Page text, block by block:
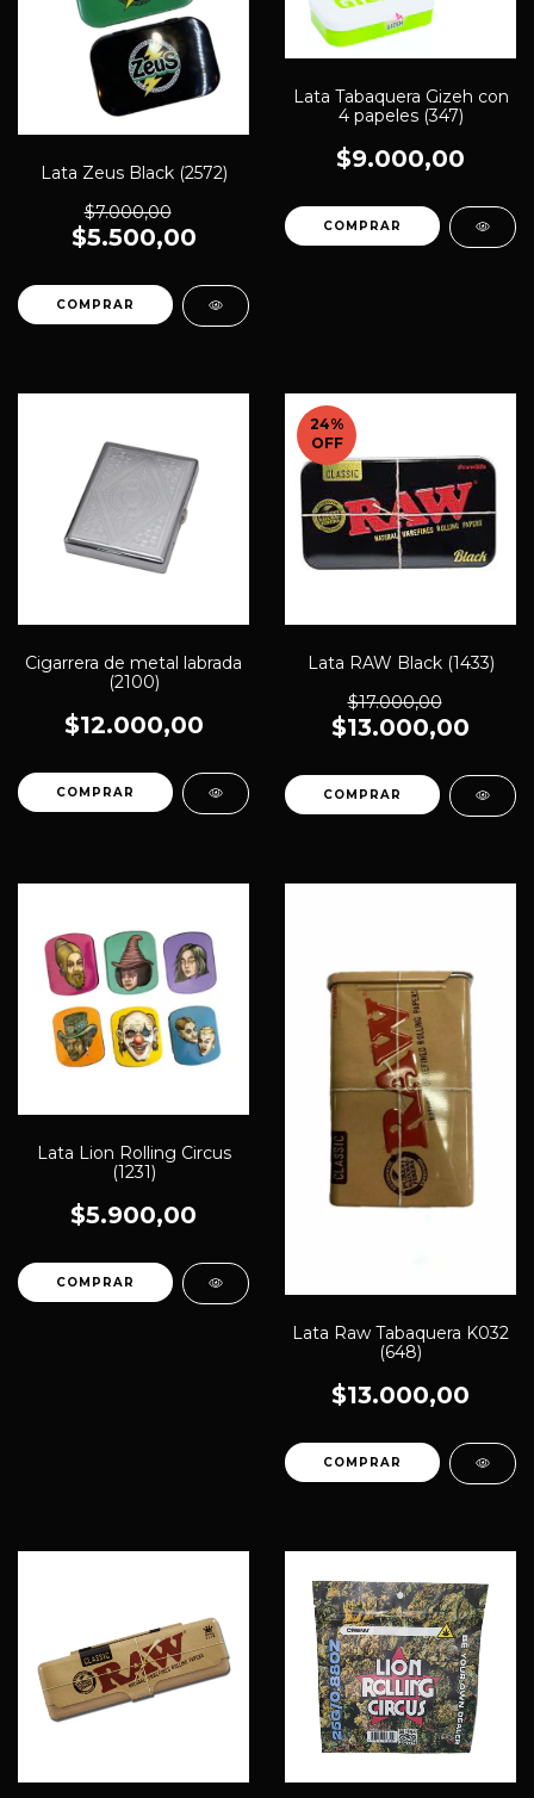
Lata Zeus Black (2572)
$7.000,00
$5.500,00
Lata Tabaquera Gizeh con
4 papeles (347)
$9.000,00
Cigarrera de metal labrada
(2100)
$12.000,00
24%
OFF
Lata RAW Black (1433)
$17.000,00
$13.000,00
Lata Lion Rolling Circus
(1231)
$5.900,00
COMPRAR
Lata Raw Tabaquera K032
(648)
$13.000,00